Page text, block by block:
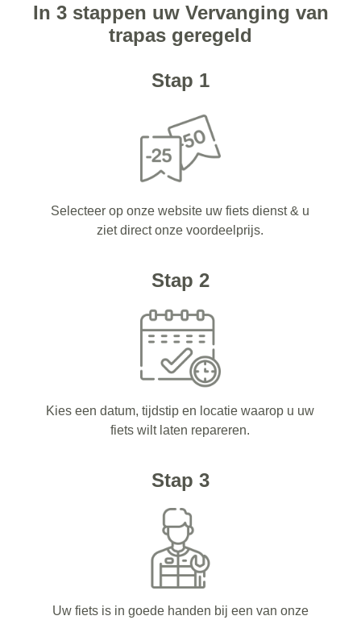
In 3 stappen uw Vervanging van
trapas geregeld
Stap 1
Selecteer op onze website uw fiets dienst & u
ziet direct onze voordeelprijs.
Stap 2
Kies een datum, tijdstip en locatie waarop u uw
fiets wilt laten repareren.
Stap 3
Uw fiets is in goede handen bij een van onze